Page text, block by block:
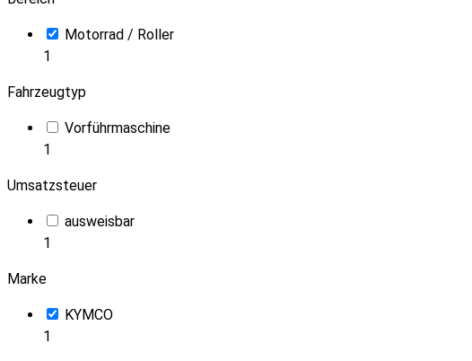
Motorrad / Roller
1
Fahrzeugtyp
Vorführmaschine
1
Umsatzsteuer
ausweisbar
1
Marke
KYMCO
1